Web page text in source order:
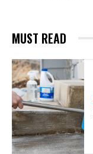
MUST READ